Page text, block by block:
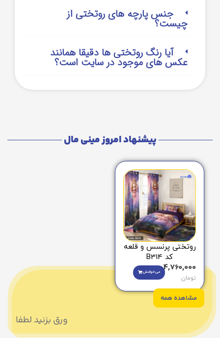
جنس پارچه های روتختی از
چیست؟
آیا رنگ روتختی ها دقیقا همانند
عکس های موجود در سایت است؟
پیشنهاد امروز مینی مال
روتختی پرنسس و قلعه
کد B314
4,760,000
تومان
می‌خوامش
مشاهده همه
ورق بزنید لطفا